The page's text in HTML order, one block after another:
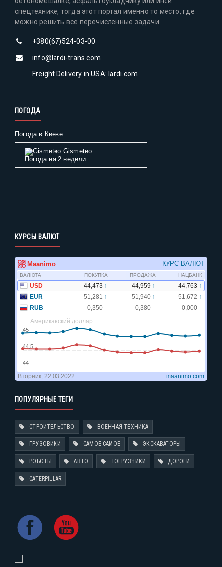
спецтехнике, тогда этот портал именно то место, где
можно решить все перечисленные задачи.
+380(67)524-03-00
info@lardi-trans.com
Freight Delivery in USA: lardi.com
ПОГОДА
Погода в Киеве
Gismeteo
Погода на 2 недели
КУРСЫ ВАЛЮТ
ПОПУЛЯРНЫЕ ТЕГИ
СТРОИТЕЛЬСТВО ВОЕННАЯ ТЕХНИКА
ГРУЗОВИКИ САМОЕ-САМОЕ ЭКСКАВАТОРЫ
РОБОТЫ АВТО ПОГРУЗЧИКИ ДОРОГИ
CATERPILLAR